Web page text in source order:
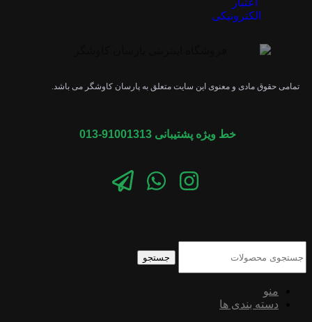
تمامی حقوق مادی و معنوی این سایت متعلق به پارسان کاوشگر می باشد.
خط ویژه پشتیبانی 91001313-013
جستجو
منو
دسته بندی ها